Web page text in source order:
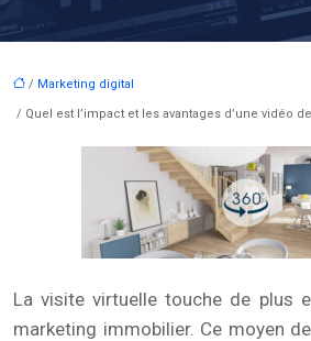
/ Marketing digital
/ Quel est l’impact et les avantages d’une vidéo
La visite virtuelle touche de plus
marketing immobilier. Ce moyen